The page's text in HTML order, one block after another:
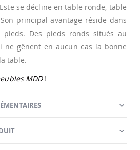
se décline en table ronde, table
principal avantage réside dans
pieds. Des pieds ronds situés au
ne gênent en aucun cas la bonne
table.
MDD!